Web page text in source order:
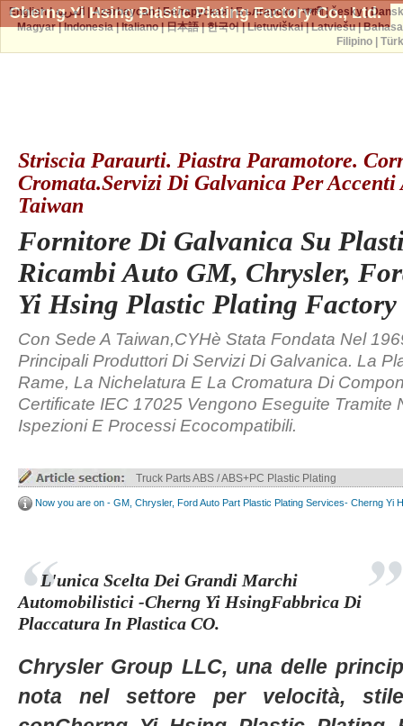
Cherng Yi Hsing Plastic Plating Factory Co., Ltd.
Striscia Paraurti. Piastra Paramotore.
Cromata.Servizi Di Galvanica Per Accenti
Taiwan
Fornitore Di Galvanica Su
Ricambi Auto GM, Chrysler,
Yi Hsing Plastic Plating
Con Sede A Taiwan,CYHè Stata Fondata Nel
Principali Produttori Di Servizi Di Galvanica. La
Rame, La Nichelatura E La Cromatura Di
Certificate IEC 17025 Vengono Eseguite Tramite
Ispezioni E Processi Ecocompatibili.
Truck Parts ABS / ABS+PC Plastic Plating
Now you are on - GM, Chrysler, Ford Auto Part Plastic Plating Services- Cherng Yi
L'unica Scelta Dei Grandi Marchi
Automobilistici -Cherng Yi HsingFabbrica Di
Placcatura In Plastica CO.
Chrysler Group LLC, una delle
nota nel settore per velocità,
English|العربية |Azərbaycan|Беларуская|Български|বাঙ্গালী|česky|
Magyar|Indonesia|Italiano|日本語|한국어|Lietuviškai|Latviešu|
Filipino|